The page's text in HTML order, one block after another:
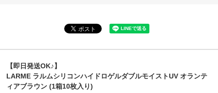
【即日発送OK♪】
LARME ラルムシリコンハイドロゲルダブルモイストUV オランテ
ィアブラウン (1箱10枚入り)